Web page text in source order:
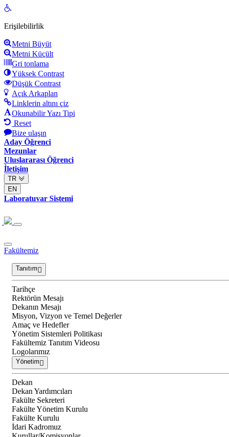
Open
Erişilebilirlik
Metni Büyüt
Metni Küçült
Gri tonlama
Yüksek Contrast
Düşük Contrast
Açık Arkaplan
Linklerin altını çiz
Okunabilir Yazı Tipi
Reset
Bize ulaşın
Aday Öğrenci
Mezunlar
Uluslararası Öğrenci
İletişim
TR
EN
Laboratuvar Sistemi
Fakültemiz
Tanıtım
Tarihçe
Rektörün Mesajı
Dekanın Mesajı
Misyon, Vizyon ve Temel Değerler
Amaç ve Hedefler
Yönetim Sistemleri Politikası
Fakültemiz Tanıtım Videosu
Logolarımız
Yönetim
Dekan
Dekan Yardımcıları
Fakülte Sekreteri
Fakülte Yönetim Kurulu
Fakülte Kurulu
İdari Kadromuz